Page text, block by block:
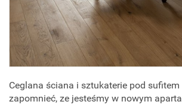
Ceglana ściana i sztukaterie pod
zapomnieć, ze jesteśmy w nowym